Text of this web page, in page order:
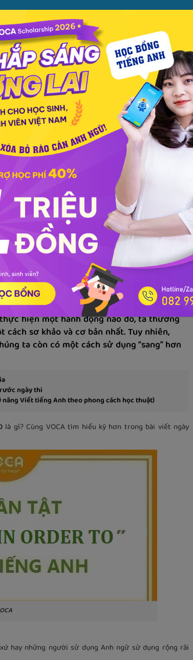
XEM
PREMIUM
PHƯƠNG PHÁP
Giao tiếp Luyện viết Phổ thông Luyện nói TOEIC IELTS
tiếng Anh
hiện một hành động nào đó, ta thường
sơ khảo và cơ bản nhất. Tuy nhiên,
ta còn có một cách sử dụng “sang” hơn
ngày thi
Viết tiếng Anh theo phong cách học thuật)
là gì? Cùng VOCA tìm hiểu kỹ hơn trong bài viết ngày
hay những người sử dụng Anh ngữ sử dụng rộng rãi